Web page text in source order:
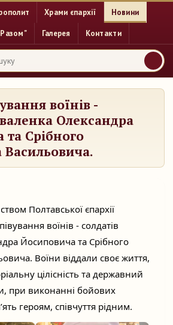
Храми єпархії Новини
Галерея Контакти
воїнів -
Олександра
Срібного
Васильовича.
Полтавської єпархії
воїнів - солдатів
Йосиповича та Срібного
Воїни віддали своє життя,
цілісність та державний
при виконанні бойових
героям, співчуття рідним.